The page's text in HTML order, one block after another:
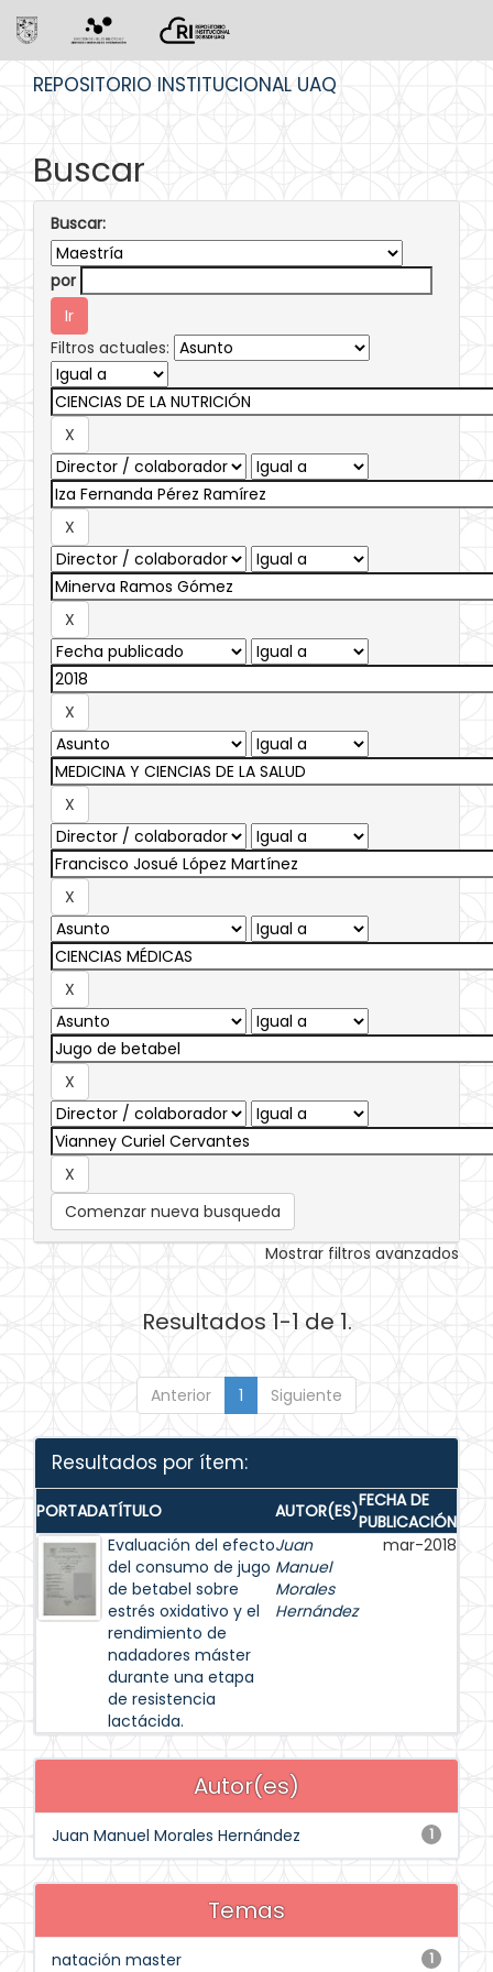
REPOSITORIO INSTITUCIONAL UAQ
Buscar
Buscar:
por
Filtros actuales:
Comenzar nueva busqueda
Mostrar filtros avanzados
Resultados 1-1 de 1.
Anterior 1 Siguiente
Resultados por ítem:
PORTADATÍTULO AUTOR(ES)FECHA DE
PUBLICACIÓN
Evaluación del efecto
del consumo de jugo
de betabel sobre
estrés oxidativo y el
rendimiento de
nadadores máster
durante una etapa
de resistencia
lactácida.
Juan
Manuel
Morales
Hernández
mar-2018
Autor(es)
1
Juan Manuel Morales Hernández
Temas
1
natación master